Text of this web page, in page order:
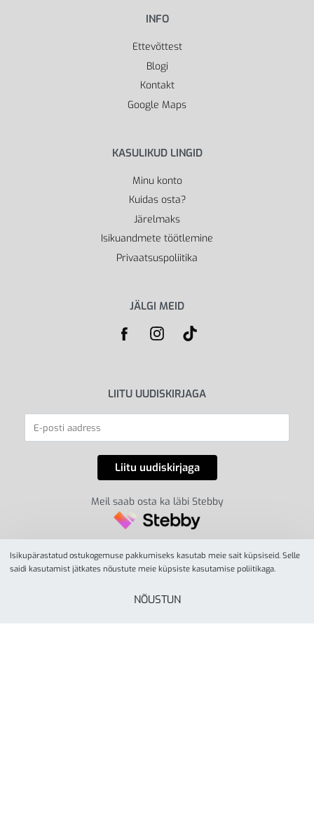
INFO
Ettevõttest
Blogi
Kontakt
Google Maps
KASULIKUD LINGID
Minu konto
Kuidas osta?
Järelmaks
Isikuandmete töötlemine
Privaatsuspoliitika
JÄLGI MEID
LIITU UUDISKIRJAGA
Meil saab osta ka läbi Stebby
Isikupärastatud ostukogemuse pakkumiseks kasutab meie sait küpsiseid. Selle
saidi kasutamist jätkates nõustute meie küpsiste kasutamise poliitikaga.
NÕUSTUN